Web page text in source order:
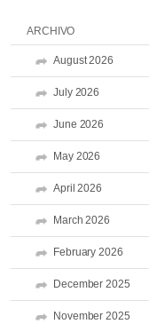
ARCHIVO
August 2026
July 2026
June 2026
May 2026
April 2026
March 2026
February 2026
December 2025
November 2025